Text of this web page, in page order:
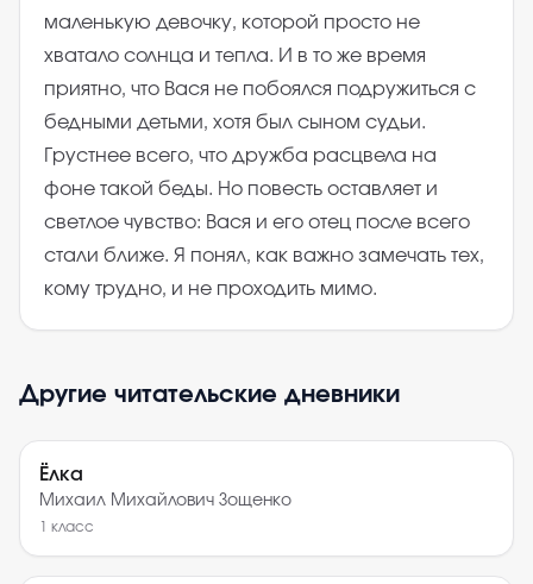
маленькую девочку, которой просто не
хватало солнца и тепла. И в то же время
приятно, что Вася не побоялся подружиться с
бедными детьми, хотя был сыном судьи.
Грустнее всего, что дружба расцвела на
фоне такой беды. Но повесть оставляет и
светлое чувство: Вася и его отец после всего
стали ближе. Я понял, как важно замечать тех,
кому трудно, и не проходить мимо.
Другие читательские дневники
Ёлка
Михаил Михайлович Зощенко
1 класс